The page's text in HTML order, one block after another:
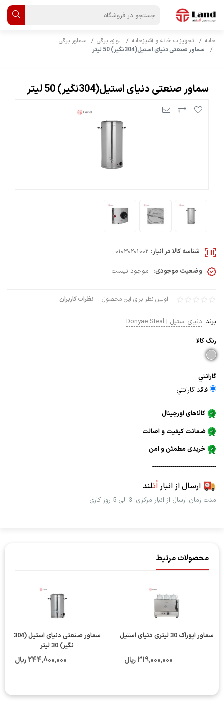
خانه تجهیزات خانه و آشپزخانه لوازم برقی
سماور برقی
سماور صنعتی دنیای استیل(304نگیر) 50 لیتر
سماور صنعتی دنیای استیل(304نگیر) 50 لیتر
اولین نظر برای این محصول نظرات کاربران
برند: دنیای استیل | Donyae Steal
رنگ كالا
گارانتي
فاقد گارانتي
کالاهای اورجینال
ضمانت کیفیت و اصالت
خریدی مطمئن و امن
--------------------------------
ارسال از انباراُتلند
مدت زمان ارسال از انبار مرکزی: 3 الی 5 روز کاری
شناسه کالا در انبار: 01030201002
وضعیت موجودی: موجود نیست
محصولات مرتبط
سماور اپوراک 30 لیتری دنیای استیل
319٬000٬000 ریال
سماور صنعتی دنیای استیل (304
نگیر) 30 لیتر
244٬800٬000 ریال